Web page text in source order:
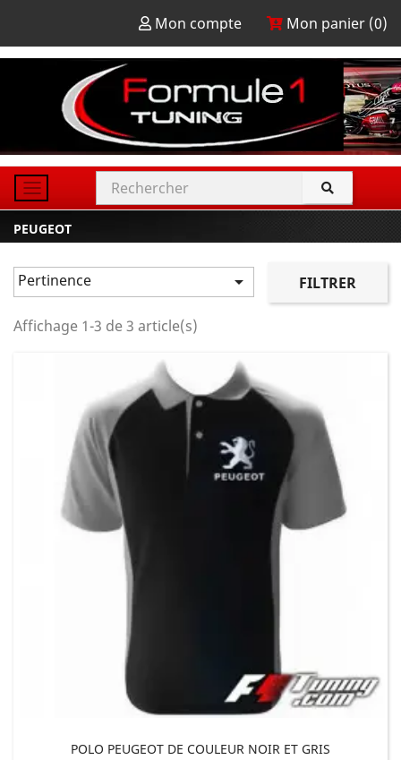
Mon compte Mon panier (0)
PEUGEOT
Pertinence  FILTRER
Affichage 1-3 de 3 article(s)
POLO PEUGEOT DE COULEUR NOIR ET GRIS